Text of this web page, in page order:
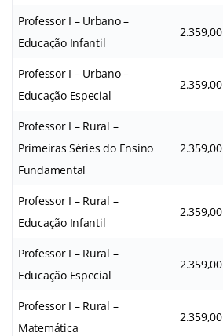
Professor I – Urbano –
Educação Infantil
2.359,00
Professor I – Urbano –
Educação Especial
2.359,00
Professor I – Rural –
Primeiras Séries do Ensino
Fundamental
2.359,00
Professor I – Rural –
Educação Infantil
2.359,00
Professor I – Rural –
Educação Especial
2.359,00
Professor I – Rural –
Matemática
2.359,00